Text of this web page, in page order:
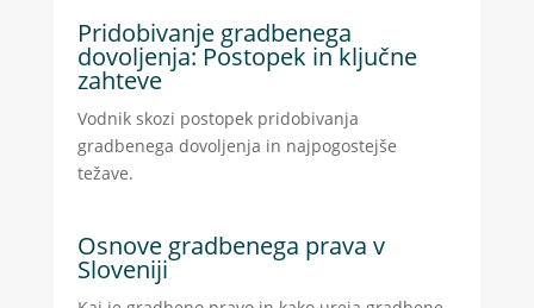
Pridobivanje gradbenega
dovoljenja: Postopek in ključne
zahteve
Vodnik skozi postopek pridobivanja
gradbenega dovoljenja in najpogostejše
težave.
Osnove gradbenega prava v
Sloveniji